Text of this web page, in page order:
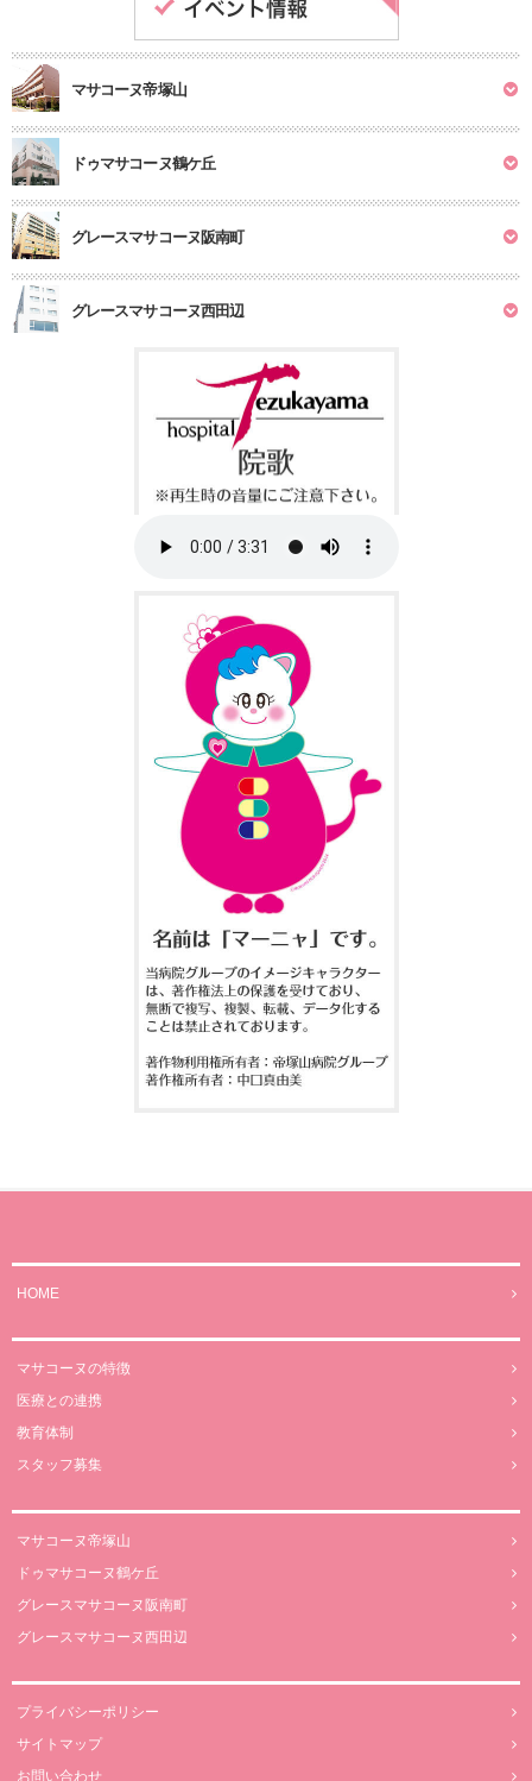
マサコーヌ帝塚山
ドゥマサコーヌ鶴ケ丘
グレースマサコーヌ阪南町
グレースマサコーヌ西田辺
HOME
マサコーヌの特徴
医療との連携
教育体制
スタッフ募集
マサコーヌ帝塚山
ドゥマサコーヌ鶴ケ丘
グレースマサコーヌ阪南町
グレースマサコーヌ西田辺
プライバシーポリシー
サイトマップ
お問い合わせ